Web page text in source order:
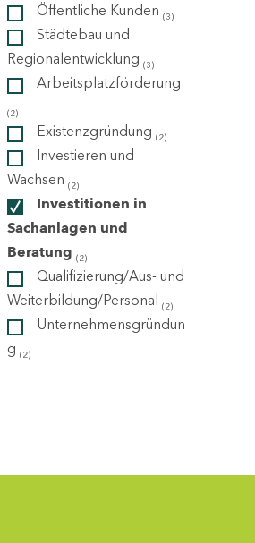
Öffentliche Kunden (3)
Städtebau und
Regionalentwicklung (3)
Arbeitsplatzförderung
(2)
Existenzgründung (2)
Investieren und
Wachsen (2)
Investitionen in
Sachanlagen und
Beratung (2)
Qualifizierung/Aus- und
Weiterbildung/Personal (2)
Unternehmensgründun
g (2)